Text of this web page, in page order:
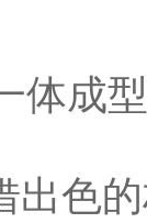
体成
出色